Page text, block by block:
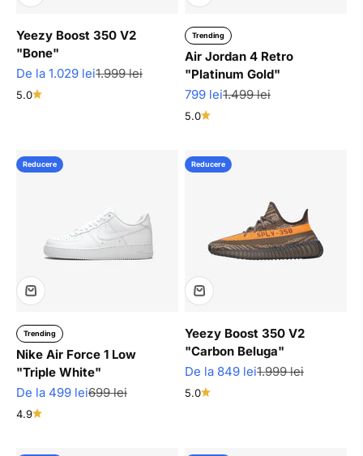
Yeezy Boost 350 V2
"Bone"
Pret redus
De la 1.029 leiPret normal
1.999 lei
5.0
Trending
Air Jordan 4 Retro
"Platinum Gold"
Pret redus
799 leiPret normal
1.499 lei
5.0
Reducere
Trending
Nike Air Force 1 Low
"Triple White"
Pret redus
De la 499 leiPret normal
699 lei
4.9
Reducere
Yeezy Boost 350 V2
"Carbon Beluga"
Pret redus
De la 849 leiPret normal
1.999 lei
5.0